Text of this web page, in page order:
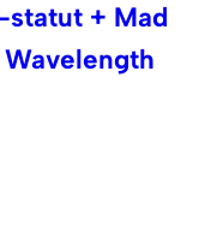
statut + Mad